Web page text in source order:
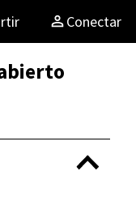
Conectar